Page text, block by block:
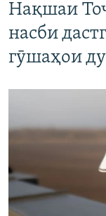
Нақшаи
насби
гӯшаҳои